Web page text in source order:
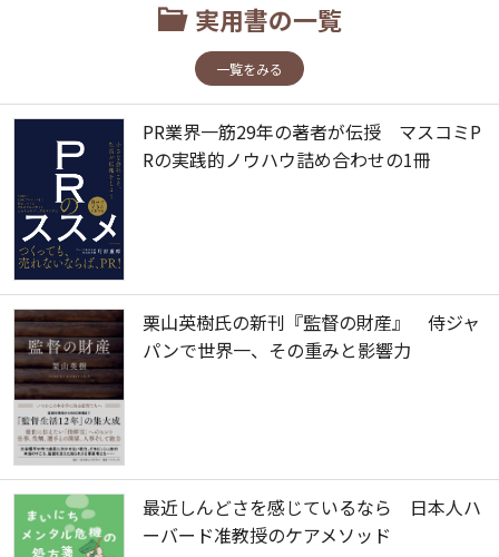
実用書の一覧
一覧をみる
PR業界一筋29年の著者が伝授 マスコミP
Rの実践的ノウハウ詰め合わせの1冊
栗山英樹氏の新刊『監督の財産』 侍ジャ
パンで世界一、その重みと影響力
最近しんどさを感じているなら 日本人ハ
ーバード准教授のケアメソッド